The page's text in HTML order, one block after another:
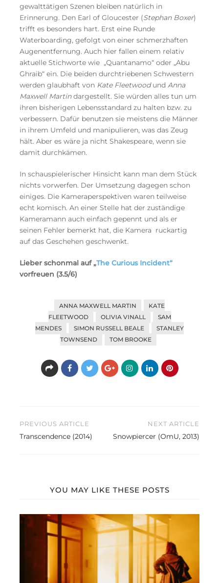
gewalttätigen Szenen bleiben natürlich in
Erinnerung. Den Earl of Gloucester (Stephan Boxer)
trifft es besonders hart. Erst eine Runde
Waterboarding, gefolgt von einer schmerzhaften
Augenentfernung. Auch hier fallen einem relativ
aktuelle Stichworte wie „Quantanamo“ oder „Abu
Ghraib“ ein. Die beiden durchtriebenen Schwestern
werden glaubhaft von Kate Fleetwoodund Anna
Maxwell Martindargestellt. Sie würden alles tun um
ihren bisherigen Lebensstandard zu halten bzw. zu
verbessern. Dafür benutzen sie meistens die Männer
in ihrem Umfeld und manipulieren, was das Zeug
hält. Aber es wäre ja nicht Shakespeare, wenn sie
damit durchkämen.
In schauspielerischer Hinsicht kann man dem Stück
nichts vorwerfen. Der Umsetzung dagegen schon
einiges. Die Kameraperspektiven waren teilweise
echt komisch. An einer Stelle hat der zuständige
Kameramann auch einfach gepennt und als er
seinen Fehler bemerkt hat, die Kamera ruckartig
auf das Geschehen geschwenkt.
Lieber schonmal auf „The Curious Incident“
vorfreuen (3.5/6)
ANNA MAXWELL MARTIN
KATE
FLEETWOOD
OLIVIA VINALL
SAM
MENDES
SIMON RUSSELL BEALE
STANLEY
TOWNSEND
TOM BROOKE
Beitragsnavigation
PREVIOUS ARTICLE
Transcendence (2014)
NEXT ARTICLE
Snowpiercer (OmU, 2013)
YOU MAY LIKE THESE POSTS